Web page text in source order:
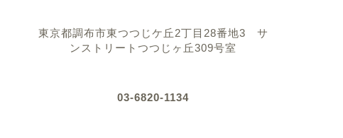
東京都調布市東つつじケ丘2丁目28番地3 サ
ンストリートつつじヶ丘309号室
03-6820-1134